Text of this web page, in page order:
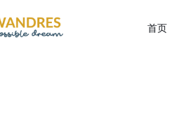
首页